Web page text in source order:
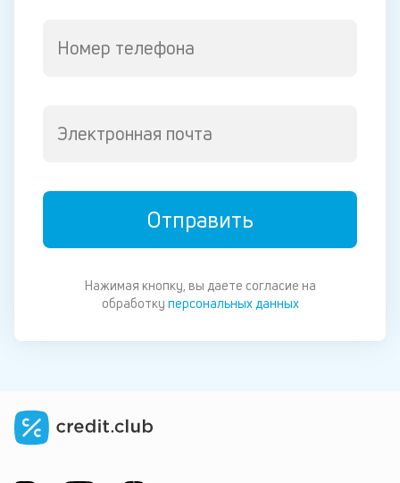
Номер телефона
Электронная почта
Отправить
Нажимая кнопку, вы даете согласие на
обработку персональных данных